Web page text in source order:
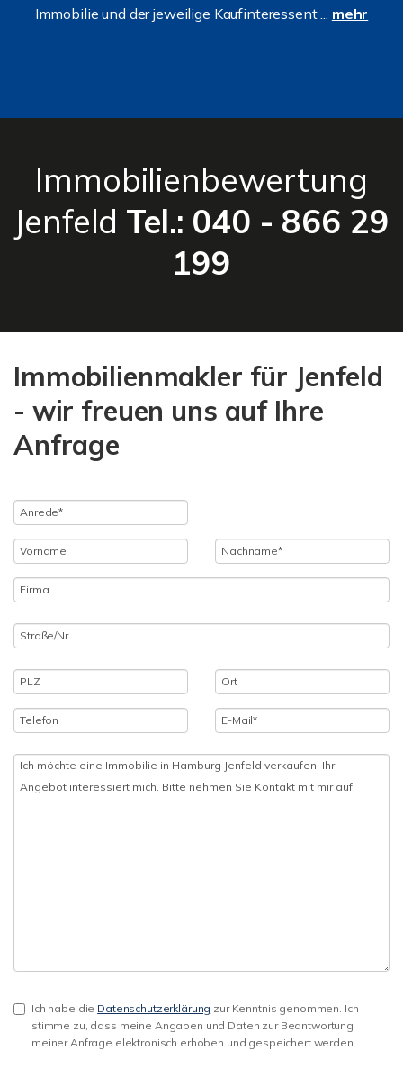
Immobilie und der jeweilige Kaufinteressent ... mehr
Immobilienbewertung
Jenfeld Tel.: 040 - 866 29
199
Immobilienmakler für Jenfeld
- wir freuen uns auf Ihre
Anfrage
Ich habe die Datenschutzerklärung zur Kenntnis genommen. Ich
stimme zu, dass meine Angaben und Daten zur Beantwortung
meiner Anfrage elektronisch erhoben und gespeichert werden.